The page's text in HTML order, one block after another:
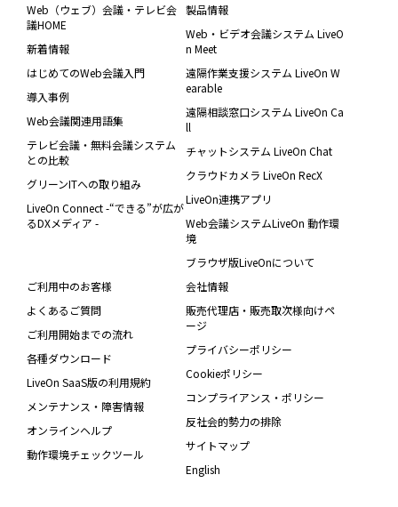
Web（ウェブ）会議・テレビ会
議HOME
新着情報
はじめてのWeb会議入門
導入事例
Web会議関連用語集
テレビ会議・無料会議システム
との比較
グリーンITへの取り組み
LiveOn Connect -“できる”が広が
るDXメディア -
製品情報
Web・ビデオ会議システム LiveO
n Meet
遠隔作業支援システム LiveOn W
earable
遠隔相談窓口システム LiveOn Ca
ll
チャットシステム LiveOn Chat
クラウドカメラ LiveOn RecX
LiveOn連携アプリ
Web会議システムLiveOn 動作環
境
ブラウザ版LiveOnについて
ご利用中のお客様
よくあるご質問
ご利用開始までの流れ
各種ダウンロード
LiveOn SaaS版の利用規約
メンテナンス・障害情報
オンラインヘルプ
動作環境チェックツール
会社情報
販売代理店・販売取次様向けペ
ージ
プライバシーポリシー
Cookieポリシー
コンプライアンス・ポリシー
反社会的勢力の排除
サイトマップ
English